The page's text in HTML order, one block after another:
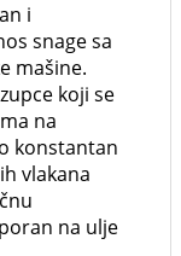
i
snage sa
mašine.
koji se
na
konstantan
vlakana
na ulje